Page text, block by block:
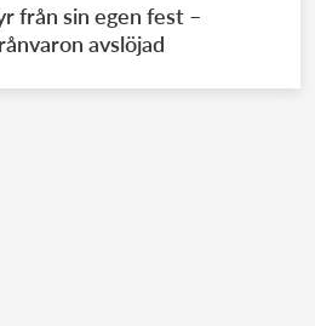
från sin egen fest –
avslöjad